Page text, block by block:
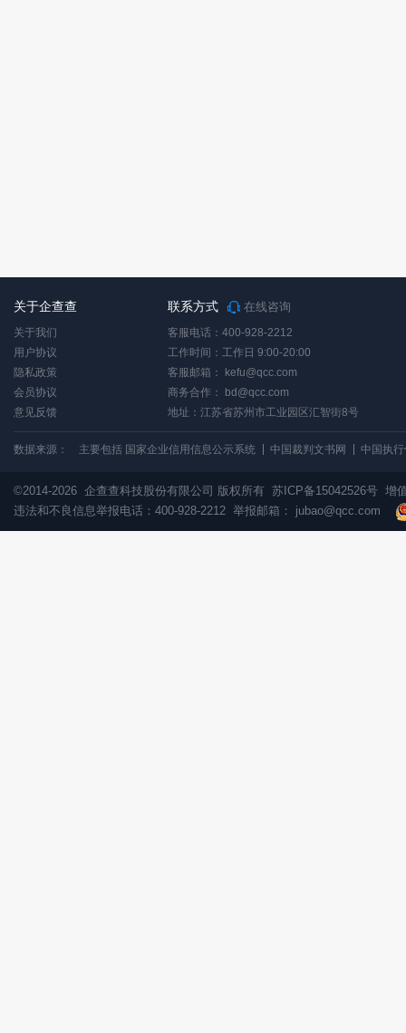
关于企查查
关于我们
用户协议
隐私政策
会员协议
意见反馈
联系方式 在线咨询
客服电话：400-928-2212
工作时间：工作日 9:00-20:00
客服邮箱：
kefu@qcc.com
商务合作：
bd@qcc.com
地址：江苏省苏州市工业园区汇智街8号
数据来源： 主要包括 国家企业信用信息公示系统 中国裁判文书网 中国执
©2014-2026 企查查科技股份有限公司 版权所有 苏ICP备15042526号 增
违法和不良信息举报电话：400-928-2212 举报邮箱： jubao@qcc.com